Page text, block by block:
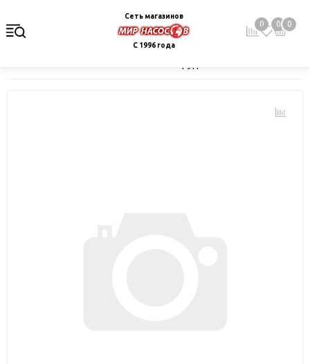
Сеть магазинов
С 1996 года
0 0 0